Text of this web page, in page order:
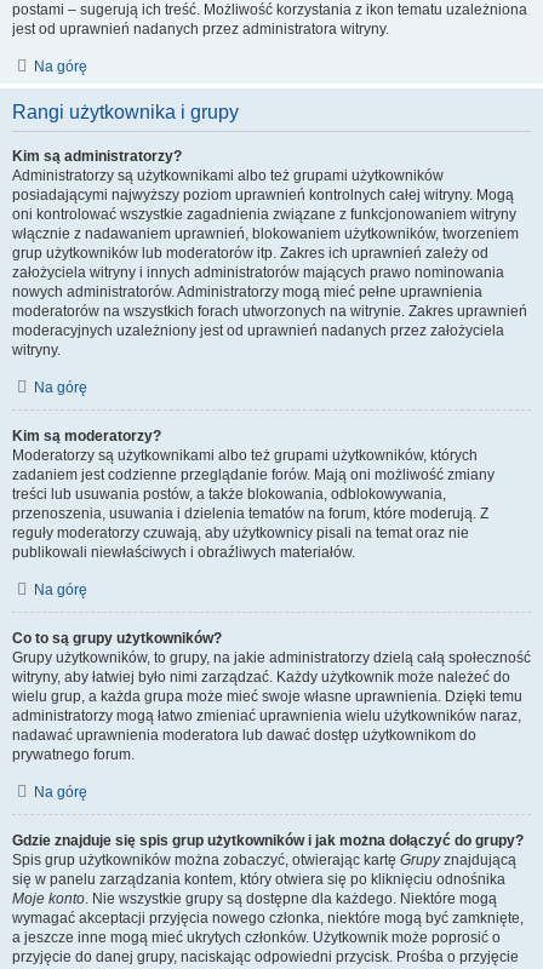
postami – sugerują ich treść. Możliwość korzystania z ikon tematu uzależniona
jest od uprawnień nadanych przez administratora witryny.
Na górę
Rangi użytkownika i grupy
Kim są administratorzy?
Administratorzy są użytkownikami albo też grupami użytkowników
posiadającymi najwyższy poziom uprawnień kontrolnych całej witryny. Mogą
oni kontrolować wszystkie zagadnienia związane z funkcjonowaniem witryny
włącznie z nadawaniem uprawnień, blokowaniem użytkowników, tworzeniem
grup użytkowników lub moderatorów itp. Zakres ich uprawnień zależy od
założyciela witryny i innych administratorów mających prawo nominowania
nowych administratorów. Administratorzy mogą mieć pełne uprawnienia
moderatorów na wszystkich forach utworzonych na witrynie. Zakres uprawnień
moderacyjnych uzależniony jest od uprawnień nadanych przez założyciela
witryny.
Na górę
Kim są moderatorzy?
Moderatorzy są użytkownikami albo też grupami użytkowników, których
zadaniem jest codzienne przeglądanie forów. Mają oni możliwość zmiany
treści lub usuwania postów, a także blokowania, odblokowywania,
przenoszenia, usuwania i dzielenia tematów na forum, które moderują. Z
reguły moderatorzy czuwają, aby użytkownicy pisali na temat oraz nie
publikowali niewłaściwych i obraźliwych materiałów.
Na górę
Co to są grupy użytkowników?
Grupy użytkowników, to grupy, na jakie administratorzy dzielą całą społeczność
witryny, aby łatwiej było nimi zarządzać. Każdy użytkownik może należeć do
wielu grup, a każda grupa może mieć swoje własne uprawnienia. Dzięki temu
administratorzy mogą łatwo zmieniać uprawnienia wielu użytkowników naraz,
nadawać uprawnienia moderatora lub dawać dostęp użytkownikom do
prywatnego forum.
Na górę
Gdzie znajduje się spis grup użytkowników i jak można dołączyć do grupy?
Spis grup użytkowników można zobaczyć, otwierając kartę Grupyznajdującą
się w panelu zarządzania kontem, który otwiera się po kliknięciu odnośnika
Moje konto. Nie wszystkie grupy są dostępne dla każdego. Niektóre mogą
wymagać akceptacji przyjęcia nowego członka, niektóre mogą być zamknięte,
a jeszcze inne mogą mieć ukrytych członków. Użytkownik może poprosić o
przyjęcie do danej grupy, naciskając odpowiedni przycisk. Prośba o przyjęcie